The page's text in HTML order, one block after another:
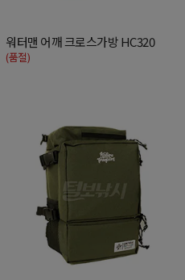
워터맨 어깨 크로스가방 HC320
(품절)